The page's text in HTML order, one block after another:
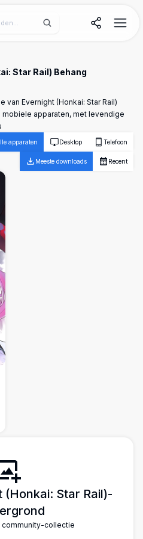
Star Rail) Behang
Evernight (Honkai: Star Rail)
apparaten, met levendige
apparaten Desktop Telefoon
Meeste downloads Recent
(Honkai: Star Rail)-
community-collectie